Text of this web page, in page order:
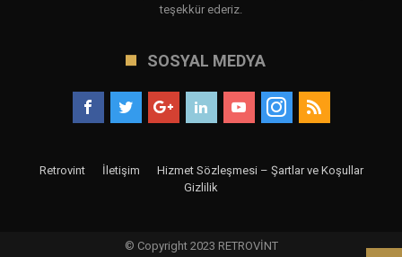
teşekkür ederiz.
SOSYAL MEDYA
Retrovint İletişim
Hizmet Sözleşmesi – Şartlar ve Koşullar
Gizlilik
© Copyright 2023 RETROVİNT